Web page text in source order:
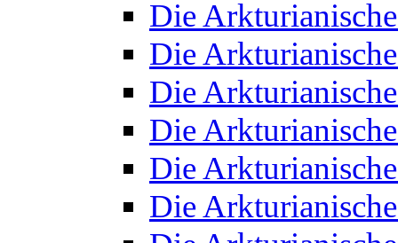
Die
Die
Die
Die
Die
Die